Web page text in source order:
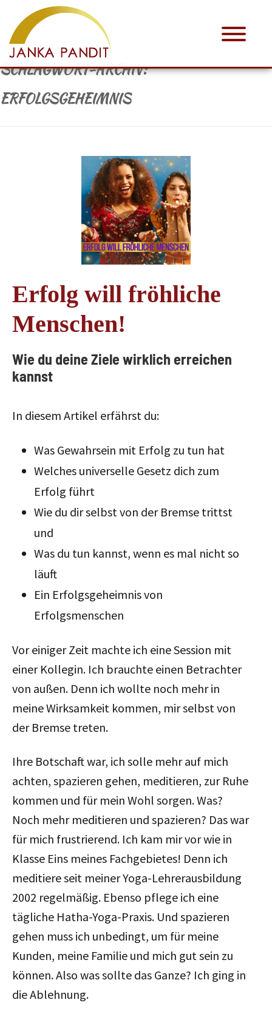
SCHLAGWORT-ARCHIV:
ERFOLGSGEHEIMNIS
Erfolg will fröhliche
Menschen!
Wie du deine Ziele wirklich erreichen
kannst
In diesem Artikel erfährst du:
Was Gewahrsein mit Erfolg zu tun hat
Welches universelle Gesetz dich zum
Erfolg führt
Wie du dir selbst von der Bremse trittst
und
Was du tun kannst, wenn es mal nicht so
läuft
Ein Erfolgsgeheimnis von
Erfolgsmenschen
Vor einiger Zeit machte ich eine Session mit
einer Kollegin. Ich brauchte einen Betrachter
von außen. Denn ich wollte noch mehr in
meine Wirksamkeit kommen, mir selbst von
der Bremse treten.
Ihre Botschaft war, ich solle mehr auf mich
achten, spazieren gehen, meditieren, zur Ruhe
kommen und für mein Wohl sorgen. Was?
Noch mehr meditieren und spazieren? Das war
für mich frustrierend. Ich kam mir vor wie in
Klasse Eins meines Fachgebietes! Denn ich
meditiere seit meiner Yoga-Lehrerausbildung
2002 regelmäßig. Ebenso pflege ich eine
tägliche Hatha-Yoga-Praxis. Und spazieren
gehen muss ich unbedingt, um für meine
Kunden, meine Familie und mich gut sein zu
können. Also was sollte das Ganze? Ich ging in
die Ablehnung.